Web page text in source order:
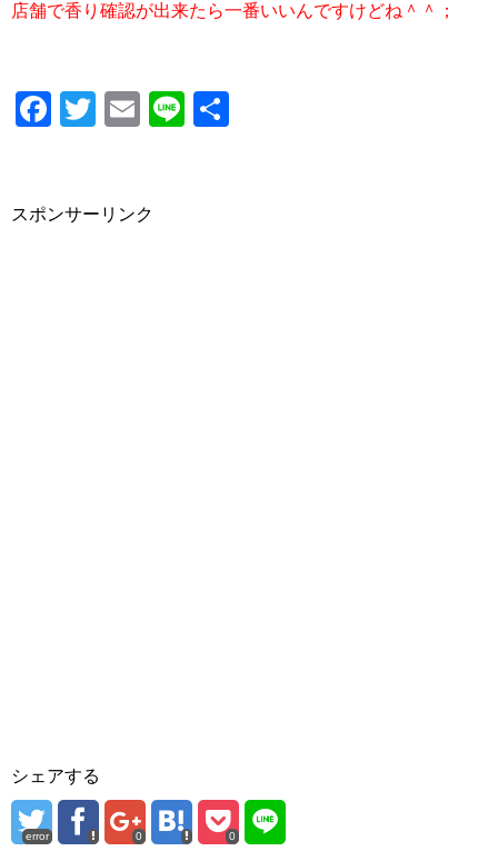
店舗で香り確認が出来たら一番いいんですけどね＾＾；
F
e
T
er
E
Li
スポンサーリンク
シェアする
error 0 0